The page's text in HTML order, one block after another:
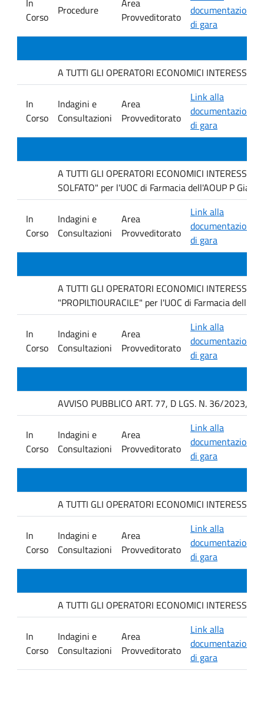
Corso
Procedure
Provveditorato
documentazione
di gara
A TUTTI GLI OPERATORI ECONOMICI
In
Corso
Indagini e
Consultazioni
Area
Provveditorato
Link alla
documentazione
di gara
A TUTTI GLI OPERATORI ECONOMICI
SOLFATO" per l'UOC di Farmacia dell'AOUP P
In
Corso
Indagini e
Consultazioni
Area
Provveditorato
Link alla
documentazione
di gara
A TUTTI GLI OPERATORI ECONOMICI
"PROPILTIOURACILE" per l'UOC di Farmacia
In
Corso
Indagini e
Consultazioni
Area
Provveditorato
Link alla
documentazione
di gara
AVVISO PUBBLICO ART. 77, D LGS. N. 36/2023,
In
Corso
Indagini e
Consultazioni
Area
Provveditorato
Link alla
documentazione
di gara
A TUTTI GLI OPERATORI ECONOMICI
In
Corso
Indagini e
Consultazioni
Area
Provveditorato
Link alla
documentazione
di gara
A TUTTI GLI OPERATORI ECONOMICI
In
Corso
Indagini e
Consultazioni
Area
Provveditorato
Link alla
documentazione
di gara